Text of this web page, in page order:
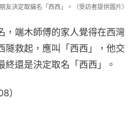
友決定取貓名「西西」。（受訪者提供圖片）
，端木師傅的家人覺得在西灣
隧救起，應叫「西西」，他交
終還是決定取名「西西」。
）